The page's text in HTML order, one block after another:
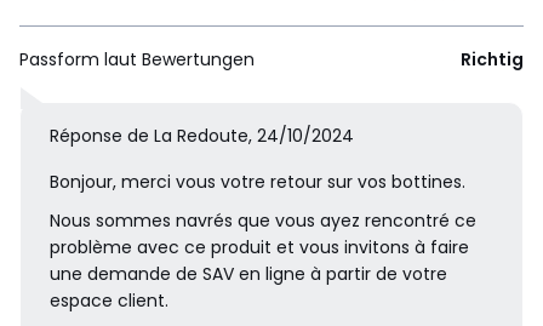
Passform laut Bewertungen Richtig
Réponse de La Redoute, 24/10/2024
Bonjour, merci vous votre retour sur vos bottines.
Nous sommes navrés que vous ayez rencontré ce
problème avec ce produit et vous invitons à faire
une demande de SAV en ligne à partir de votre
espace client.